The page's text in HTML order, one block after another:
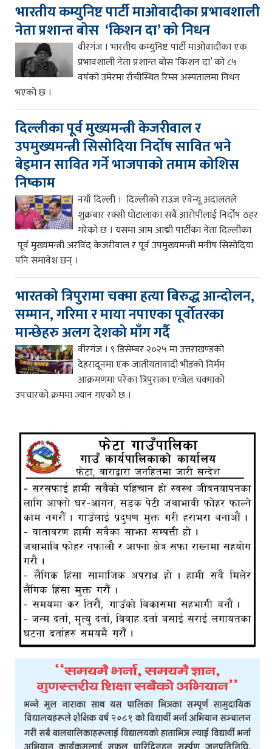
भारतीय कम्युनिष्ट पार्टी माओवादीका प्रभावशाली
नेता प्रशान्त बोस ‘किशन दा’ को निधन
वीरगंज । भारतीय कम्युनिष्ट पार्टी माओवादीका एक
प्रभावशाली नेता प्रशान्त बोस ‘किशन दा’ को ८५
वर्षको उमेरमा राँचीस्थित रिम्स अस्पतालमा निधन
भएको छ ।
दिल्लीका पूर्व मुख्यमन्त्री केजरीवाल र
उपमुख्यमन्त्री सिसोदिया निर्दोष सावित भने
बेइमान सावित गर्ने भाजपाको तमाम कोशिस
निष्काम
नयाँ दिल्ली । दिल्लीको राउज़ एवेन्यू अदालतले
शुक्रबार रक्सी घोटालाका सबै आरोपीलाई निर्दोष ठहर
गरेको छ । यसमा आम आद्मी पार्टीका नेता दिल्लीका
पूर्व मुख्यमन्त्री अरविंद केजरीवाल र पूर्व उपमुख्यमन्त्री मनीष सिसोदिया
पनि समावेश छन् ।
भारतको त्रिपुरामा चक्मा हत्या बिरुद्ध आन्दोलन,
सम्मान, गरिमा र माया नपाएका पूर्वोतरका
मान्छेहरु अलग देशको माँग गर्दै
वीरगंज । ९ डिसेम्बर २०२५ मा उत्तराखण्डको
देहरादूनमा एक जातीयतावादी भीडको निर्मम
आक्रमणमा परेका त्रिपुराका एन्जेल चक्माको
उपचारको क्रममा ज्यान गएको छ ।